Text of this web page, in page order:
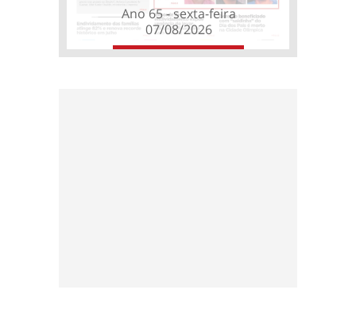
Ano 65 - sexta-feira
07/08/2026